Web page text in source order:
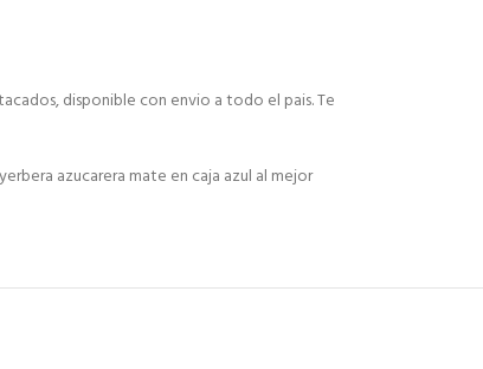
disponible con envio a todo el pais. Te
azucarera mate en caja azul al mejor